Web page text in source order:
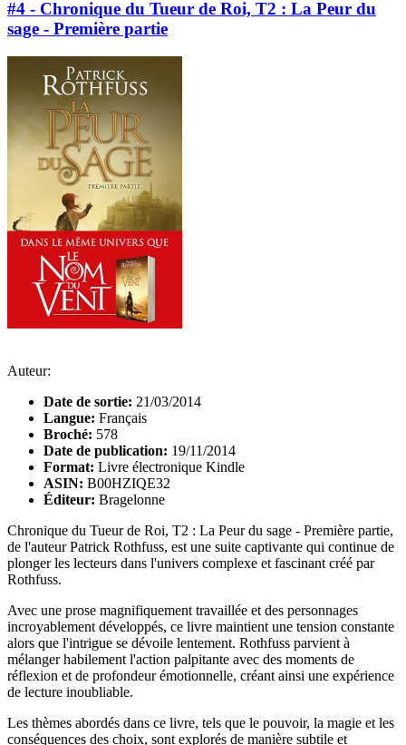
#4 - Chronique du Tueur de Roi, T2 : La Peur du
sage - Première partie
Auteur:
Date de sortie: 21/03/2014
Langue: Français
Broché: 578
Date de publication: 19/11/2014
Format: Livre électronique Kindle
ASIN: B00HZIQE32
Éditeur: Bragelonne
Chronique du Tueur de Roi, T2 : La Peur du sage - Première partie,
de l'auteur Patrick Rothfuss, est une suite captivante qui continue de
plonger les lecteurs dans l'univers complexe et fascinant créé par
Rothfuss.
Avec une prose magnifiquement travaillée et des personnages
incroyablement développés, ce livre maintient une tension constante
alors que l'intrigue se dévoile lentement. Rothfuss parvient à
mélanger habilement l'action palpitante avec des moments de
réflexion et de profondeur émotionnelle, créant ainsi une expérience
de lecture inoubliable.
Les thèmes abordés dans ce livre, tels que le pouvoir, la magie et les
conséquences des choix, sont explorés de manière subtile et